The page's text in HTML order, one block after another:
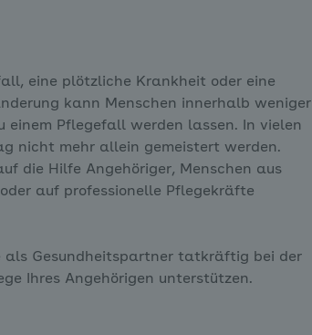
eine plötzliche Krankheit oder eine
kann Menschen innerhalb weniger
einem Pflegefall werden lassen. In vielen
nicht mehr allein gemeistert werden.
die Hilfe Angehöriger, Menschen aus
auf professionelle Pflegekräfte
als Gesundheitspartner tatkräftig bei der
Ihres Angehörigen unterstützen.